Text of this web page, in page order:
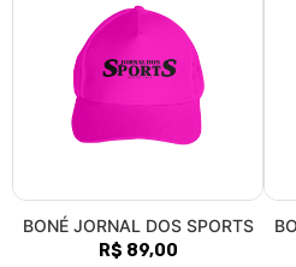
BONÉ JORNAL DOS SPORTS
R$ 89,00